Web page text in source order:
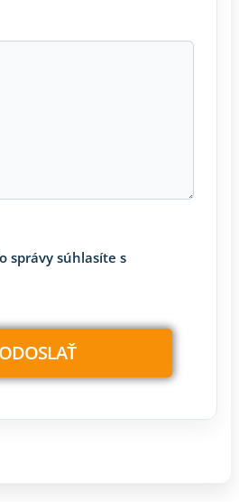
správy súhlasíte s